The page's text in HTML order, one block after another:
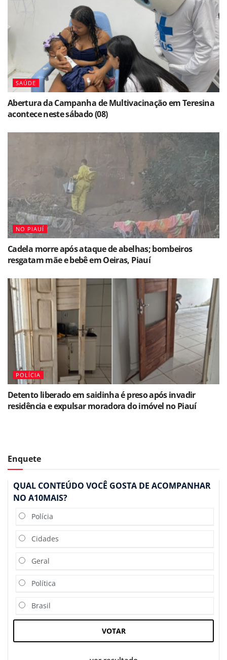
SAÚDE
Abertura da Campanha de Multivacinação em Teresina
acontece neste sábado (08)
NO PIAUÍ
Cadela morre após ataque de abelhas; bombeiros
resgatam mãe e bebê em Oeiras, Piauí
POLÍCIA
Detento liberado em saidinha é preso após invadir
residência e expulsar moradora do imóvel no Piauí
Enquete
QUAL CONTEÚDO VOCÊ GOSTA DE ACOMPANHAR
NO A10MAIS?
Polícia
Cidades
Geral
Política
Brasil
VOTAR